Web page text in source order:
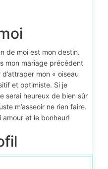
de moi est mon destin.
mon mariage précédent
mon « oiseau
et optimiste. Si je
serai heureux de bien sûr
m’asseoir ne rien faire.
et le bonheur!